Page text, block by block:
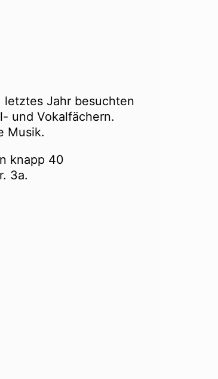
letztes Jahr besuchten
und Vokalfächern.
Musik.
knapp 40
3a.